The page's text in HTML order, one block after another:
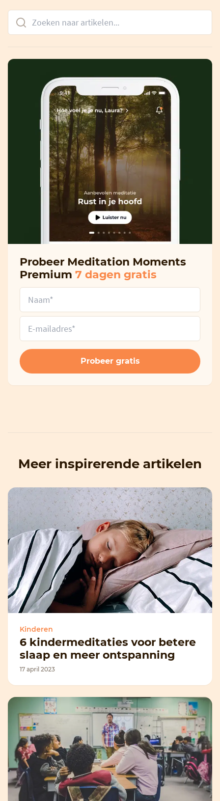
Probeer Meditation Moments
Premium 7 dagen gratis
Meer inspirerende artikelen
Kinderen
6 kindermeditaties voor betere
slaap en meer ontspanning
17 april 2023